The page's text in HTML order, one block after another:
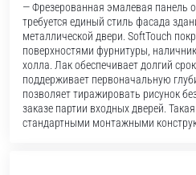
— Фрезерованная эмалевая панель
требуется единый стиль фасада
металлической двери. SoftTouch
поверхностями фурнитуры,
холла. Лак обеспечивает долгий
поддерживает первоначальную
позволяет тиражировать рисунок
заказе партии входных дверей.
стандартными монтажными